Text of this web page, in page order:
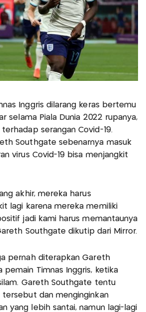
Inggris dilarang keras bertemu
selama Piala Dunia 2022 rupanya,
serangan Covid-19.
Southgate sebenarnya masuk
virus Covid-19 bisa menjangkit
akhir, mereka harus
lagi karena mereka memiliki
jadi kami harus memantaunya
Southgate dikutip dari Mirror.
pernah diterapkan Gareth
pemain Timnas Inggris, ketika
Gareth Southgate tentu
tersebut dan menginginkan
yang lebih santai, namun lagi-lagi